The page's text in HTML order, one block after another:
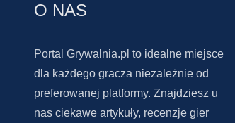
O NAS
Portal Grywalnia.pl to idealne miejsce
dla każdego gracza niezależnie od
preferowanej platformy. Znajdziesz u
nas ciekawe artykuły, recenzje gier